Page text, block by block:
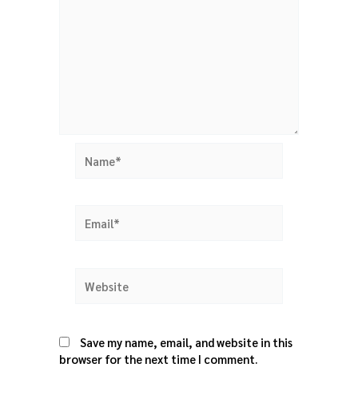
Save my name, email, and website in this
browser for the next time I comment.